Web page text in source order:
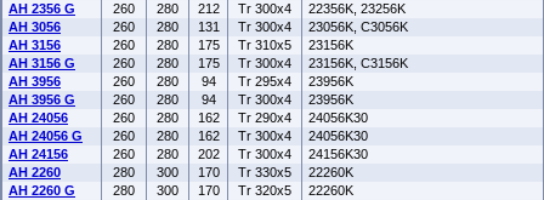
AH 2356 G
260 280 212 Tr 300x4
22356K, 23256K
AH 3056
260 280 131 Tr 300x4
23056K, C3056K
AH 3156
260 280 175 Tr 310x5
23156K
AH 3156 G
260 280 175 Tr 300x4
23156K, C3156K
AH 3956
260 280 94 Tr 295x4
23956K
AH 3956 G
260 280 94 Tr 300x4
23956K
AH 24056
260 280 162 Tr 290x4
24056K30
AH 24056 G
260 280 162 Tr 300x4
24056K30
AH 24156
260 280 202 Tr 300x4
24156K30
AH 2260
280 300 170 Tr 330x5
22260K
AH 2260 G
280 300 170 Tr 320x5
22260K